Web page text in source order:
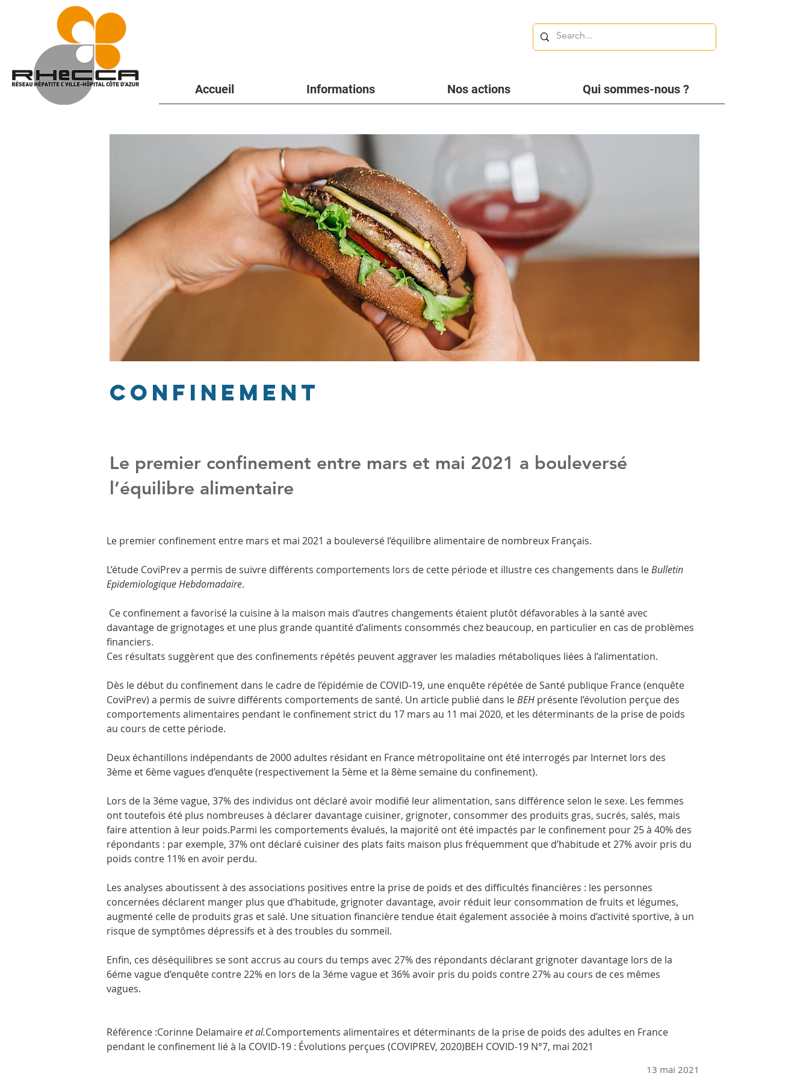
Accueil Informations Nos actions Qui sommes-nous ?
Confinement
Le premier confinement entre mars et mai 2021 a bouleversé
l’équilibre alimentaire
Le premier confinement entre mars et mai 2021 a bouleversé l’équilibre alimentaire de nombreux Français.
L’étude CoviPrev a permis de suivre différents comportements lors de cette période et illustre ces changements dans le Bulletin
Epidemiologique Hebdomadaire.
Ce confinement a favorisé la cuisine à la maison mais d’autres changements étaient plutôt défavorables à la santé avec
davantage de grignotages et une plus grande quantité d’aliments consommés chez beaucoup, en particulier en cas de problèmes
financiers.
Ces résultats suggèrent que des confinements répétés peuvent aggraver les maladies métaboliques liées à l’alimentation.
Dès le début du confinement dans le cadre de l’épidémie de COVID-19, une enquête répétée de Santé publique France (enquête
CoviPrev) a permis de suivre différents comportements de santé. Un article publié dans le BEH présente l’évolution perçue des
comportements alimentaires pendant le confinement strict du 17 mars au 11 mai 2020, et les déterminants de la prise de poids
au cours de cette période.
Deux échantillons indépendants de 2000 adultes résidant en France métropolitaine ont été interrogés par Internet lors des
3ème et 6ème vagues d’enquête (respectivement la 5ème et la 8ème semaine du confinement).
Lors de la 3éme vague, 37% des individus ont déclaré avoir modifié leur alimentation, sans différence selon le sexe. Les femmes
ont toutefois été plus nombreuses à déclarer davantage cuisiner, grignoter, consommer des produits gras, sucrés, salés, mais
faire attention à leur poids.Parmi les comportements évalués, la majorité ont été impactés par le confinement pour 25 à 40% des
répondants : par exemple, 37% ont déclaré cuisiner des plats faits maison plus fréquemment que d’habitude et 27% avoir pris du
poids contre 11% en avoir perdu.
Les analyses aboutissent à des associations positives entre la prise de poids et des difficultés financières : les personnes
concernées déclarent manger plus que d’habitude, grignoter davantage, avoir réduit leur consommation de fruits et légumes,
augmenté celle de produits gras et salé. Une situation financière tendue était également associée à moins d’activité sportive, à un
risque de symptômes dépressifs et à des troubles du sommeil.
Enfin, ces déséquilibres se sont accrus au cours du temps avec 27% des répondants déclarant grignoter davantage lors de la
6éme vague d’enquête contre 22% en lors de la 3éme vague et 36% avoir pris du poids contre 27% au cours de ces mêmes
vagues.
Référence :Corinne Delamaire et al.Comportements alimentaires et déterminants de la prise de poids des adultes en France
pendant le confinement lié à la COVID-19 : Évolutions perçues (COVIPREV, 2020)BEH COVID-19 N°7, mai 2021
13 mai 2021